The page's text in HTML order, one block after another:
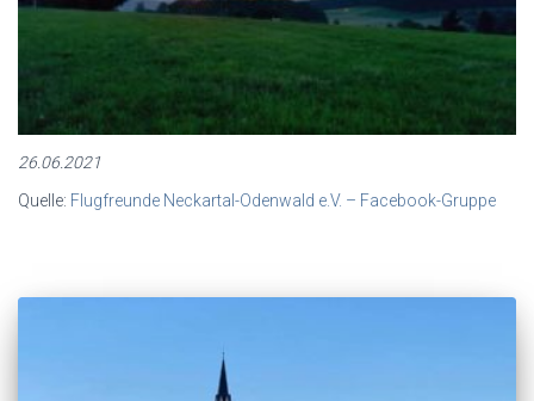
26.06.2021
Quelle: Flugfreunde Neckartal-Odenwald e.V. – Facebook-Gruppe